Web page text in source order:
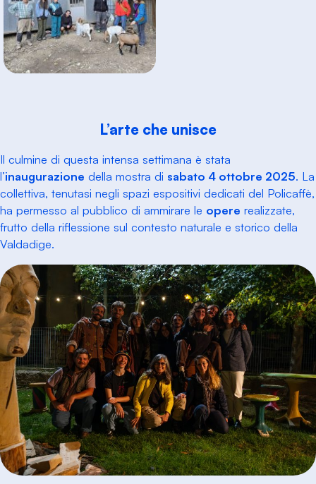
L’arte che unisce
Il culmine di questa intensa settimana è stata
l’inaugurazione della mostra di sabato 4 ottobre 2025. La
collettiva, tenutasi negli spazi espositivi dedicati del Policaffè,
ha permesso al pubblico di ammirare le opere realizzate,
frutto della riflessione sul contesto naturale e storico della
Valdadige.